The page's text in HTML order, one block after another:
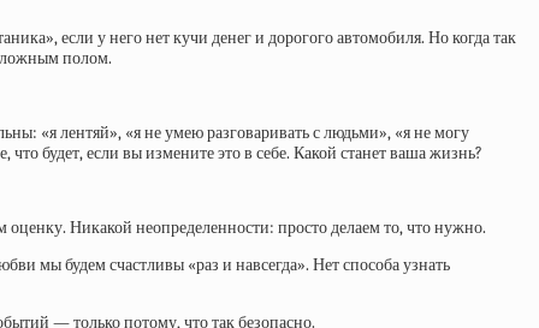
если у него нет кучи денег и дорогого автомобиля. Но когда так
полом.
«я лентяй», «я не умею разговаривать с людьми», «я не могу
будет, если вы измените это в себе. Какой станет ваша жизнь?
Никакой неопределенности: просто делаем то, что нужно.
мы будем счастливы «раз и навсегда». Нет способа узнать
— только потому, что так безопасно.